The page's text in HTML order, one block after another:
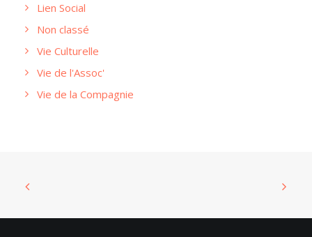
Lien Social
Non classé
Vie Culturelle
Vie de l'Assoc'
Vie de la Compagnie